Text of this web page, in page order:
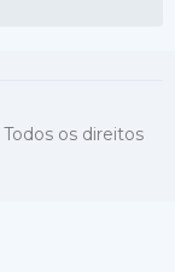
os direitos